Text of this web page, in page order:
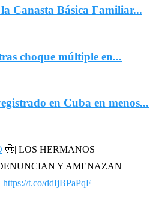
Canasta Básica Familiar...
choque múltiple en...
en Cuba en menos...
🤠| LOS HERMANOS
Y AMENAZAN
https://t.co/ddIjBPaPqF